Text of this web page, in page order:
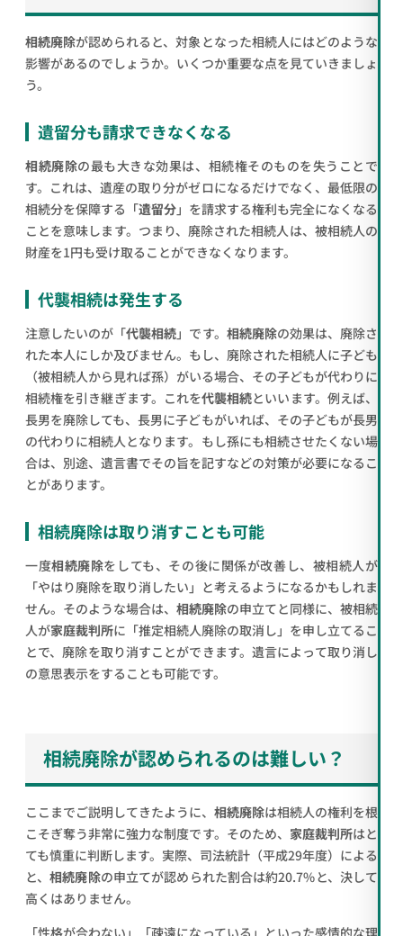
相続廃除が認められると、対象となった相続人にはどのような
影響があるのでしょうか。いくつか重要な点を見ていきましょ
う。
遺留分も請求できなくなる
相続廃除の最も大きな効果は、相続権そのものを失うことで
す。これは、遺産の取り分がゼロになるだけでなく、最低限の
相続分を保障する「遺留分」を請求する権利も完全になくなる
ことを意味します。つまり、廃除された相続人は、被相続人の
財産を1円も受け取ることができなくなります。
代襲相続は発生する
注意したいのが「代襲相続」です。 相続廃除の効果は、廃除さ
れた本人にしか及びません。もし、廃除された相続人に子ども
（被相続人から見れば孫）がいる場合、その子どもが代わりに
相続権を引き継ぎます。これを代襲相続といいます。例えば、
長男を廃除しても、長男に子どもがいれば、その子どもが長男
の代わりに相続人となります。もし孫にも相続させたくない場
合は、別途、遺言書でその旨を記すなどの対策が必要になるこ
とがあります。
相続廃除は取り消すことも可能
一度相続廃除をしても、その後に関係が改善し、被相続人が
「やはり廃除を取り消したい」と考えるようになるかもしれま
せん。そのような場合は、 相続廃除の申立てと同様に、被相続
人が家庭裁判所に「推定相続人廃除の取消し」を申し立てるこ
とで、廃除を取り消すことができます。遺言によって取り消し
の意思表示をすることも可能です。
相続廃除が認められるのは難しい？
ここまでご説明してきたように、 相続廃除は相続人の権利を根
こそぎ奪う非常に強力な制度です。そのため、 家庭裁判所はと
ても慎重に判断します。実際、司法統計（平成29年度）による
と、相続廃除の申立てが認められた割合は約20.7%と、決して
高くはありません。